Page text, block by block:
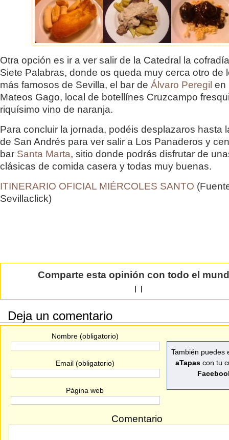
Otra opción es ir a ver salir de la Catedral la
Siete Palabras, donde os queda muy cerca otro de
más famosos de Sevilla, el bar de Álvaro Peregil en
Mateos Gago, local de botellínes Cruzcampo
riquísimo vino de naranja.
Para concluir la jornada, podéis desplazaros hasta
de San Andrés para ver salir a Los Panaderos y
bar Santa Marta, sitio donde podrás disfrutar de
clásicas de comida casera y todas muy buenas.
ITINERARIO OFICIAL MIÉRCOLES SANTO
Sevillaclick)
Comparte esta opinión con todo el
| |
Deja un comentario
Nombre (obligatorio)
Email (obligatorio)
Página web
También puedes
aTapascon tu
Comentario